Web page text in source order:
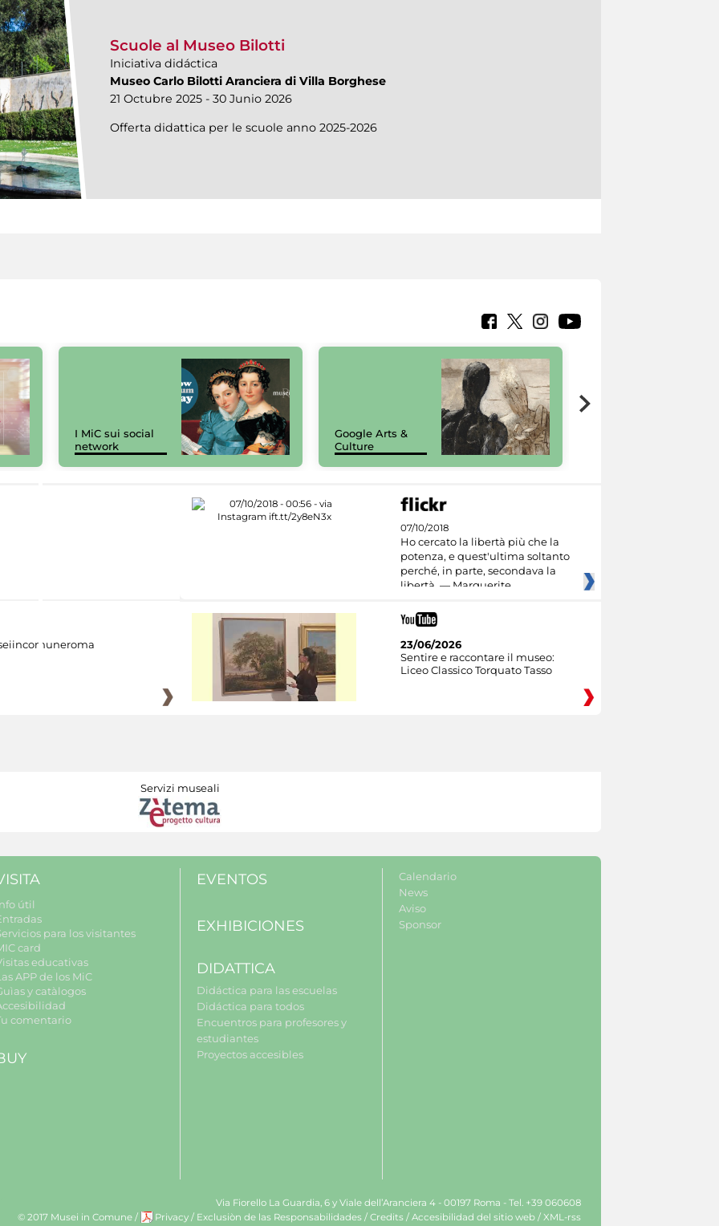
Scuole al Museo Bilotti
Iniciativa didáctica
Museo Carlo Bilotti Aranciera di Villa Borghese
21 Octubre 2025 - 30 Junio 2026
Offerta didattica per le scuole anno 2025-2026
I MiC sui social
network
Google Arts &
Culture
07/10/2018
Ho cercato la libertà più che la
potenza, e quest'ultima soltanto
perché, in parte, secondava la
libertà. — Marguerite
23/06/2026
Sentire e raccontare il museo:
Liceo Classico Torquato Tasso
Servizi museali
útil
para los visitantes
card
educativas
APP de los MiC
y catàlogos
comentario
EVENTOS
EXHIBICIONES
DIDATTICA
Didáctica para las escuelas
Didáctica para todos
Encuentros para profesores y
estudiantes
Proyectos accesibles
Calendario
News
Aviso
Sponsor
Via Fiorello La Guardia, 6 y Viale dell’Aranciera 4 - 00197 Roma - Tel. +39 060608
© 2017 Musei in Comune / Privacy / Exclusiòn de las Responsabilidades / Credits / Accesibilidad del sitio web / XML-rss